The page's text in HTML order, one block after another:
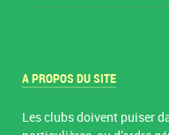
A PROPOS DU SITE
Les clubs doivent puiser